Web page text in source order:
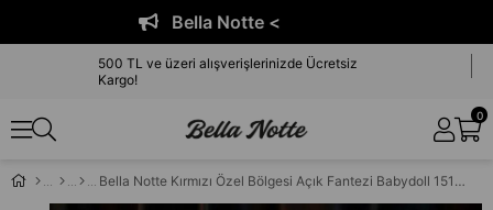
Bella Notte <
500 TL ve üzeri alışverişlerinizde Ücretsiz
Kargo!
0
Bella Notte Kırmızı Özel Bölgesi Açık Fantezi Babydoll 15129